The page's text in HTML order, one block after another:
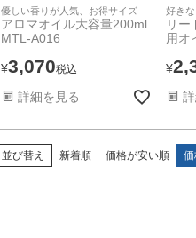
優しい香りが人気、お得サイズ
アロマオイル大容量200ml
MTL-A016
¥3,070税込
詳細を見る
好き
リー
用オ
¥
並び替え 新着順 価格が安い順